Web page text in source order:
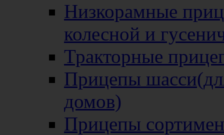
Низкорамные
колесной и
Тракторные
Прицепы
домов)
Прицепы